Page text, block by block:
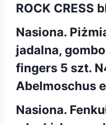
ROCK CRESS
Nasiona.
jadalna,
fingers 5 szt.
Abelmoschus
Nasiona.